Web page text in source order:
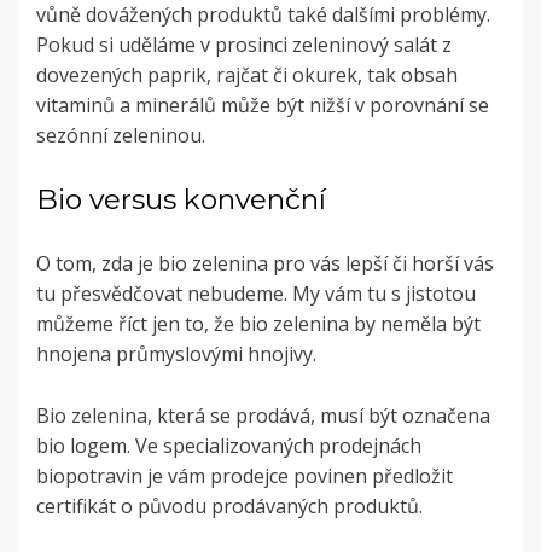
vůně dovážených produktů také dalšími problémy.
Pokud si uděláme v prosinci zeleninový salát z
dovezených paprik, rajčat či okurek, tak obsah
vitaminů a minerálů může být nižší v porovnání se
sezónní zeleninou.
Bio versus konvenční
O tom, zda je bio zelenina pro vás lepší či horší vás
tu přesvědčovat nebudeme. My vám tu s jistotou
můžeme říct jen to, že bio zelenina by neměla být
hnojena průmyslovými hnojivy.
Bio zelenina, která se prodává, musí být označena
bio logem. Ve specializovaných prodejnách
biopotravin je vám prodejce povinen předložit
certifikát o původu prodávaných produktů.